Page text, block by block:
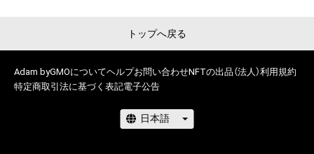
トップへ戻る
Adam byGMOについてヘルプお問い合わせNFTの出品（法人）利用規約
特定商取引法に基づく表記電子公告